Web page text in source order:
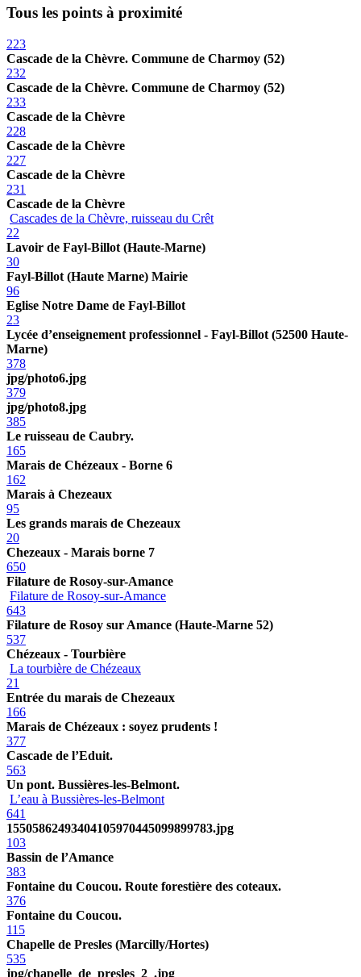
Tous les points à proximité
223
Cascade de la Chèvre. Commune de Charmoy (52)
232
Cascade de la Chèvre. Commune de Charmoy (52)
233
Cascade de la Chèvre
228
Cascade de la Chèvre
227
Cascade de la Chèvre
231
Cascade de la Chèvre
Cascades de la Chèvre, ruisseau du Crêt
22
Lavoir de Fayl-Billot (Haute-Marne)
30
Fayl-Billot (Haute Marne) Mairie
96
Eglise Notre Dame de Fayl-Billot
23
Lycée d’enseignement professionnel - Fayl-Billot (52500 Haute-
Marne)
378
jpg/photo6.jpg
379
jpg/photo8.jpg
385
Le ruisseau de Caubry.
165
Marais de Chézeaux - Borne 6
162
Marais à Chezeaux
95
Les grands marais de Chezeaux
20
Chezeaux - Marais borne 7
650
Filature de Rosoy-sur-Amance
Filature de Rosoy-sur-Amance
643
Filature de Rosoy sur Amance (Haute-Marne 52)
537
Chézeaux - Tourbière
La tourbière de Chézeaux
21
Entrée du marais de Chezeaux
166
Marais de Chézeaux : soyez prudents !
377
Cascade de l’Eduit.
563
Un pont. Bussières-les-Belmont.
L’eau à Bussières-les-Belmont
641
15505862493404105970445099899783.jpg
103
Bassin de l’Amance
383
Fontaine du Coucou. Route forestière des coteaux.
376
Fontaine du Coucou.
115
Chapelle de Presles (Marcilly/Hortes)
535
jpg/chapelle_de_presles_2_.jpg